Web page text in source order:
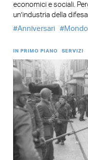
economici e sociali.
un’industria della
Anniversari
Mondo
IN PRIMO PIANO SERVIZI